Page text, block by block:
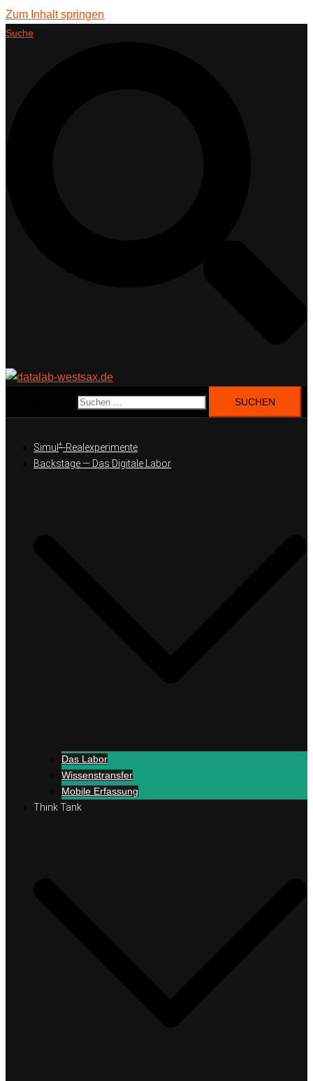
Zum Inhalt springen
Suche
Simul +-Realexperimente
Backstage — Das Digitale Labor
Das Labor
Wissenstransfer
Mobile Erfassung
Think Tank